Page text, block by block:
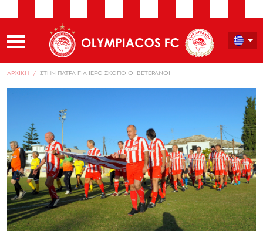
ΑΡΧΙΚΗ ΣΤΗΝ ΠΑΤΡΑ ΓΙΑ ΙΕΡΟ ΣΚΟΠΟ ΟΙ ΒΕΤΕΡΑΝΟΙ